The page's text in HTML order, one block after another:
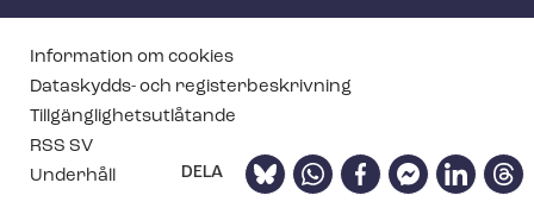
DELA BlueskyWhatsApp
FacebookFacebook
LinkedIn
T
e
h
y
Information om cookies
Dataskydds- och re­gis­ter­be­skriv­ning
Till­gäng­lig­hets­ut­lå­tan­de
RSS SV
Underhåll